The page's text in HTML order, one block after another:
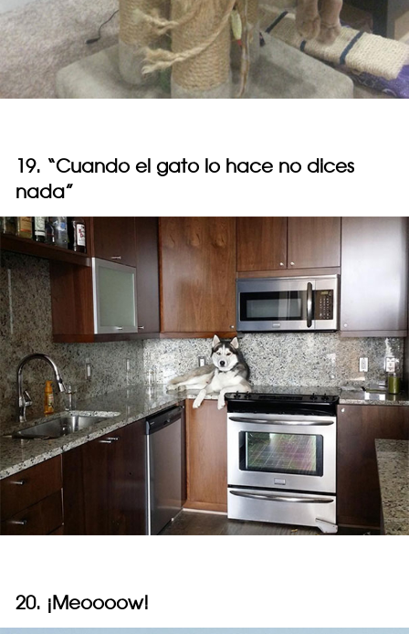
19. “Cuando el gato lo hace no dices
nada”
20. ¡Meoooow!